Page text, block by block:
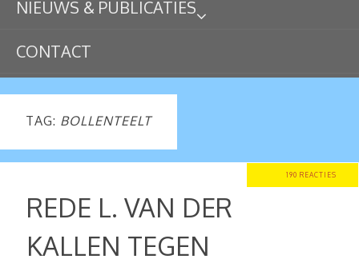
NIEUWS & PUBLICATIES
CONTACT
TAG: BOLLENTEELT
190 REACTIES
REDE L. VAN DER
KALLEN TEGEN